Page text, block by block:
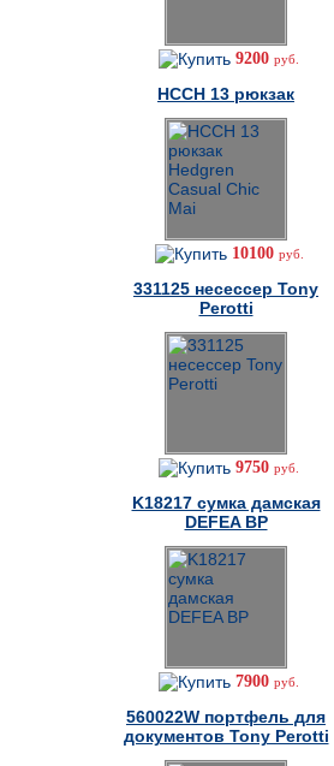
9200 руб.
HCCH 13 рюкзак
10100 руб.
331125 несессер Tony
Perotti
9750 руб.
K18217 cумка дамская
DEFEA BP
7900 руб.
560022W портфель для
документов Tony Perotti